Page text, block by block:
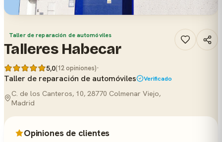
Taller de reparación de automóviles
Talleres Habecar
5,0(12 opiniones)·
Taller de reparación de automóviles
Verificado
C. de los Canteros, 10, 28770 Colmenar Viejo,
Madrid
Opiniones de clientes